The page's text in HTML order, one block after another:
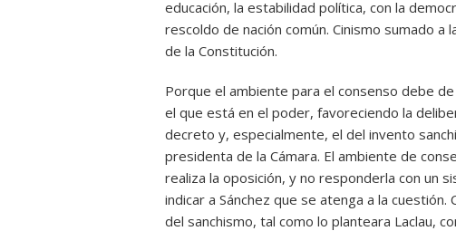
educación, la estabilidad política, con la
rescoldo de nación común. Cinismo sumado
de la Constitución.
Porque el ambiente para el consenso debe
el que está en el poder, favoreciendo la
decreto y, especialmente, el del invento
presidenta de la Cámara. El ambiente de
realiza la oposición, y no responderla con un
indicar a Sánchez que se atenga a la
del sanchismo, tal como lo planteara Laclau,